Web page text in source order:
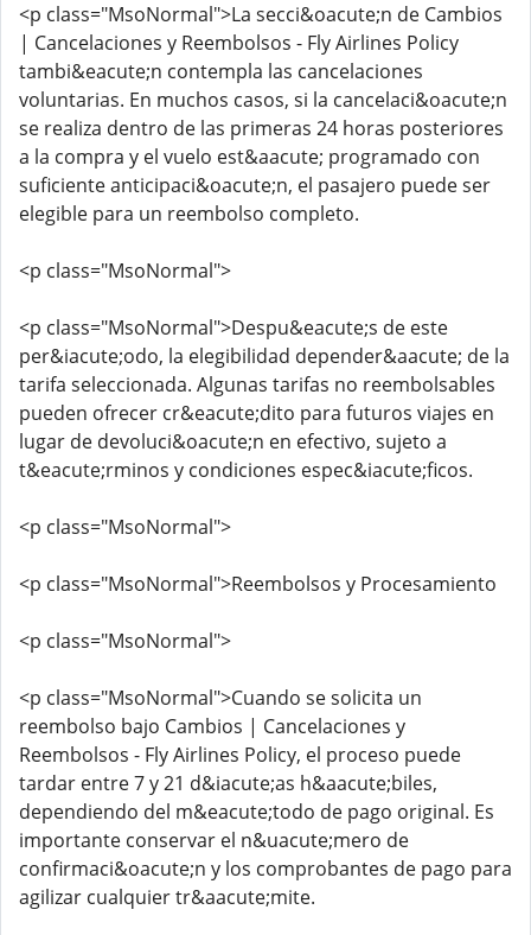
<p class="MsoNormal">La secci&oacute;n de Cambios
| Cancelaciones y Reembolsos - Fly Airlines Policy
tambi&eacute;n contempla las cancelaciones
voluntarias. En muchos casos, si la cancelaci&oacute;n
se realiza dentro de las primeras 24 horas posteriores
a la compra y el vuelo est&aacute; programado con
suficiente anticipaci&oacute;n, el pasajero puede ser
elegible para un reembolso completo.
<p class="MsoNormal">
<p class="MsoNormal">Despu&eacute;s de este
per&iacute;odo, la elegibilidad depender&aacute; de la
tarifa seleccionada. Algunas tarifas no reembolsables
pueden ofrecer cr&eacute;dito para futuros viajes en
lugar de devoluci&oacute;n en efectivo, sujeto a
t&eacute;rminos y condiciones espec&iacute;ficos.
<p class="MsoNormal">
<p class="MsoNormal">Reembolsos y Procesamiento
<p class="MsoNormal">
<p class="MsoNormal">Cuando se solicita un
reembolso bajo Cambios | Cancelaciones y
Reembolsos - Fly Airlines Policy, el proceso puede
tardar entre 7 y 21 d&iacute;as h&aacute;biles,
dependiendo del m&eacute;todo de pago original. Es
importante conservar el n&uacute;mero de
confirmaci&oacute;n y los comprobantes de pago para
agilizar cualquier tr&aacute;mite.